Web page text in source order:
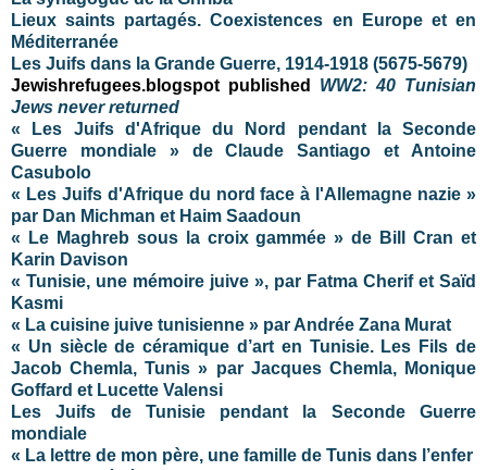
Lieux saints partagés. Coexistences en Europe et en
Méditerranée
Les Juifs dans la Grande Guerre, 1914-1918 (5675-5679)
Jewishrefugees.blogspot published WW2: 40 Tunisian
Jews never returned
« Les Juifs d'Afrique du Nord pendant la Seconde
Guerre mondiale » de Claude Santiago et Antoine
Casubolo
« Les Juifs d'Afrique du nord face à l'Allemagne nazie »
par Dan Michman et Haim Saadoun
« Le Maghreb sous la croix gammée » de Bill Cran et
Karin Davison
« Tunisie, une mémoire juive », par Fatma Cherif et Saïd
Kasmi
« La cuisine juive tunisienne » par Andrée Zana Murat
« Un siècle de céramique d’art en Tunisie. Les Fils de
Jacob Chemla, Tunis » par Jacques Chemla, Monique
Goffard et Lucette Valensi
Les Juifs de Tunisie pendant la Seconde Guerre
mondiale
« La lettre de mon père, une famille de Tunis dans l’enfer